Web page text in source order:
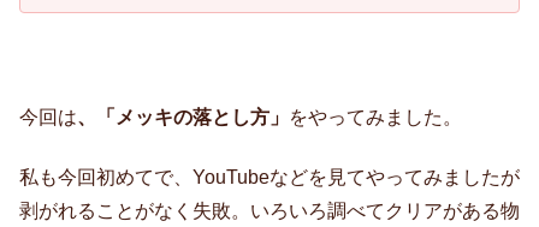
今回は、「メッキの落とし方」 をやってみました。
私も今回初めてで、YouTubeなどを見てやってみましたが
剥がれることがなく失敗。いろいろ調べてクリアがある物